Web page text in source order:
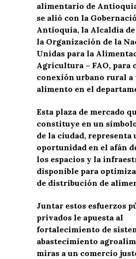
alimentario de
se alió con la
Antioquia, la Alcaldía
la Organización de la
Unidas para la
Agricultura – FAO, para
conexión urbano rural a
alimento en el
Esta plaza de mercado
constituye en un
de la ciudad, representa
oportunidad en el afán
los espacios y la
disponible para
de distribución de
Juntar estos esfuerzos
privados le apuesta al
fortalecimiento de
abastecimiento
miras a un comercio